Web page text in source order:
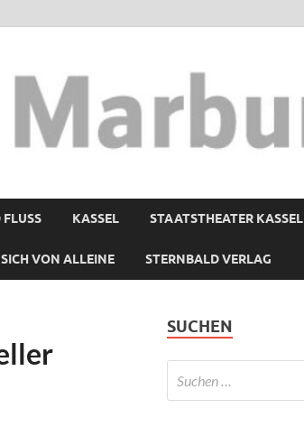
KASSEL STAATSTHEATER KASSEL
VON ALLEINE STERNBALD VERLAG
SUCHEN